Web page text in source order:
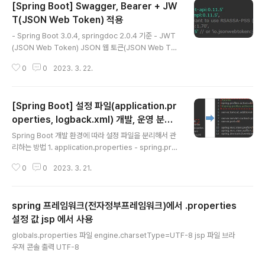
[Spring Boot] Swagger, Bearer + JW
T(JSON Web Token) 적용
- Spring Boot 3.0.4, springdoc 2.0.4 기준 - JWT
(JSON Web Token) JSON 웹 토큰(JSON Web Tok
이터를 만들기 위한 인터넷 표준으로 페이로드는 클레임(c
FC 7519) 방식으로, 인증에 필요한 중요정보(api key, a
pi secret)부터, 만료일, 발행자, 암호화 알고리즘과 같은
기본 정보까지 포함. JWT 토큰 내에 만료일이나 인증정보
를 가지고 있기 때문에, 서버에서 인증을 위한 별도의 세션
처리를 할 필요가 없다. 3가지(header, payload, sign
a..
0 0 2023. 3. 22.
[Spring Boot] 설정 파일(application.pr
operties, logback.xml) 개발, 운영 분리
설정
Spring Boot 개발 환경에 따라 설정 파일을 분리해서 관
리하는 방법 1. application.properties - spring.prof
(운영) 으로 분리함 - 개발, 운영 환경에서 공통적으로 사용
e 값이 dev 로 되어 있을 경우 해당 파일을 설정 파일로 인
식 - 개발 환경에서 사용하는 설정 application-dev.pr
operties 파일에 작성 3. application-release.prop
erties - spring.profiles.activ..
0 0 2023. 3. 21.
spring 프레임워크(전자정부프레임워크)에서 .properties
설정 값 jsp 에서 사용
globals.properties 파일 engine.charsetType=UTF-8 jsp 파일 브라
우져 콘솔 출력 UTF-8